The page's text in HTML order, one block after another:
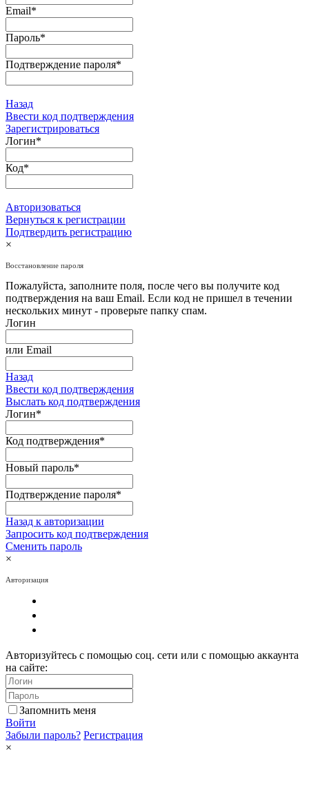
Email*
Пароль*
Подтверждение пароля*
Назад
Ввести код подтверждения
Зарегистрироваться
Логин*
Код*
Авторизоваться
Вернуться к регистрации
Подтвердить регистрацию
×
Восстановление пароля
Пожалуйста, заполните поля, после чего вы получите код
подтверждения на ваш Email. Если код не пришел в течении
нескольких минут - проверьте папку спам.
Логин
или Email
Назад
Ввести код подтверждения
Выслать код подтверждения
Логин*
Код подтверждения*
Новый пароль*
Подтверждение пароля*
Назад к авторизации
Запросить код подтверждения
Сменить пароль
×
Авторизация
Авторизуйтесь с помощью соц. сети или с помощью аккаунта
на сайте:
Запомнить меня
Войти
Забыли пароль? Регистрация
×